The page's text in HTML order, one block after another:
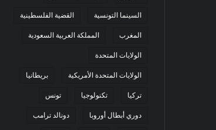
السينما التونسية القضية الفلسطينية
المغرب المملكة العربية السعودية
الولايات المتحدة
الولايات المتحدة الأمريكية بريطانيا
تركيا تكنولوجيا تونس
دوري أبطال أوروبا دونالد ترامب